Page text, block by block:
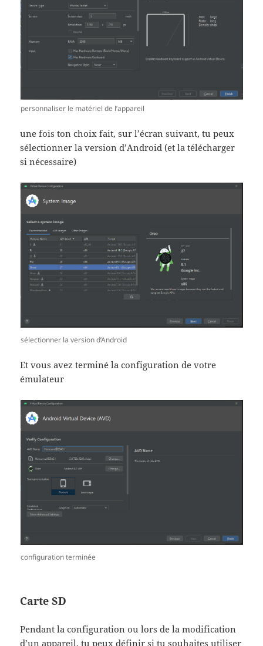
personnaliser le matériel de l’appareil
une fois ton choix fait, sur l’écran suivant, tu peux
sélectionner la version d’Android (et la télécharger
si nécessaire)
sélectionner la version d’Android
Et vous avez terminé la configuration de votre
émulateur
configuration terminée
Carte SD
Pendant la configuration ou lors de la modification
d’un appareil, tu peux définir si tu souhaites utiliser